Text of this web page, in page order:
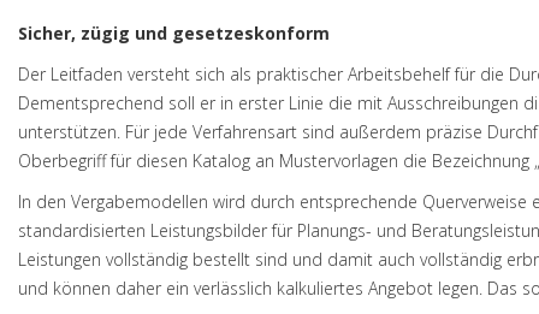
Sicher, zügig und gesetzeskonform
Der Leitfaden versteht sich als praktischer Arbeitsbehelf für die
Dementsprechend soll er in erster Linie die mit Ausschreibungen
unterstützen. Für jede Verfahrensart sind außerdem präzise
Oberbegriff für diesen Katalog an Mustervorlagen die Bezeichnung
In den Vergabemodellen wird durch entsprechende
standardisierten Leistungsbilder für Planungs- und
Leistungen vollständig bestellt sind und damit auch vollständig
und können daher ein verlässlich kalkuliertes Angebot legen. Das